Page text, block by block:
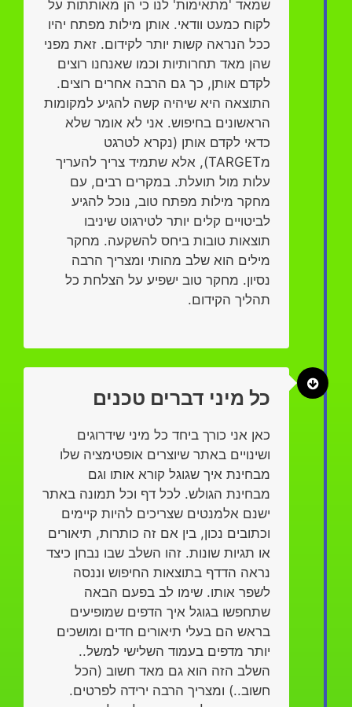
שמאד 'מתאימות' לנו כי הן מאותתות על
לקוח כמעט וודאי. אותן מילות מפתח יהיו
ככל הנראה קשות יותר לקידום. זאת מפני
שהן מאד תחרותיות וכמו שאנחנו רוצים
לקדם אותן, כך גם הרבה אחרים רוצים.
התוצאה היא שיהיה קשה להגיע למקומות
הראשונים בחיפוש. אני לא אומר שלא
כדאי לקדם אותן (נקרא לטרגט
מTARGET), אלא שתמיד צריך להעריך
עלות מול תועלת. במקרים רבים, עם
מחקר מילות מפתח טוב, נוכל להגיע
לביטויים קלים יותר לטירגוט שיניבו
תוצאות טובות ביחס להשקעה. מחקר
מילים הוא שלב מהותי ומצריך הרבה
נסיון. מחקר טוב ישפיע על הצלחת כל
תהליך הקידום.
כל מיני דברים טכנים
כאן אני כורך ביחד כל מיני שידרוגים
ושינויים באתר שיוצרים אופטימציה שלו
מבחינת איך שגוגל קורא אותו וגם
מבחינת הגולש. לכל דף וכל תמונה באתר
ישנם אלמנטים שצריכים להיות קיימים
וכתובים נכון, בין אם זה כותרות, תיאורים
או תגיות שונות. זהו השלב שבו נבחן כיצד
נראה הדדף בתוצאות החיפוש וננסה
לשפר אותו. שימו לב בפעם הבאה
שתחפשו בגוגל איך הדפים שמופיעים
בראש הם בעלי תיאורים חדים ומושכים
יותר מדפים בעמוד השלישי למשל..
השלב הזה הוא גם מאד חשוב (הכל
חשוב..) ומצריך הרבה ירידה לפרטים.